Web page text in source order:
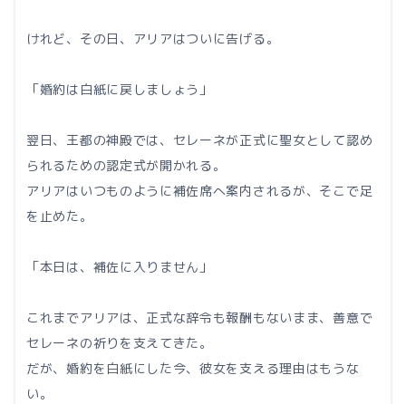
けれど、その日、アリアはついに告げる。
「婚約は白紙に戻しましょう」
翌日、王都の神殿では、セレーネが正式に聖女として認め
られるための認定式が開かれる。
アリアはいつものように補佐席へ案内されるが、そこで足
を止めた。
「本日は、補佐に入りません」
これまでアリアは、正式な辞令も報酬もないまま、善意で
セレーネの祈りを支えてきた。
だが、婚約を白紙にした今、彼女を支える理由はもうな
い。